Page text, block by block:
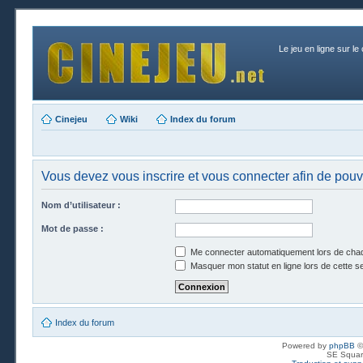
Le jeu en ligne sur le
Cinejeu Wiki Index du forum
Vous devez vous inscrire et vous connecter afin de
Nom d’utilisateur :
Mot de passe :
Me connecter automatiquement lors de
Masquer mon statut en ligne lors de cette
Index du forum
Powered by phpBB
SE